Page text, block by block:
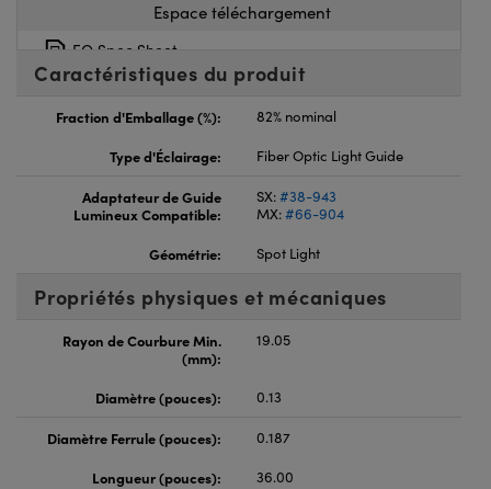
Espace téléchargement
EO Spec Sheet
Caractéristiques du produit
Fraction d'Emballage (%):
82% nominal
Type d'Éclairage:
Fiber Optic Light Guide
Adaptateur de Guide
Lumineux Compatible:
SX:#38-943
MX:#66-904
Géométrie:
Spot Light
Propriétés physiques et mécaniques
Rayon de Courbure Min.
(mm):
19.05
Diamètre (pouces): 0.13
Diamètre Ferrule (pouces):
0.187
Longueur (pouces):
36.00